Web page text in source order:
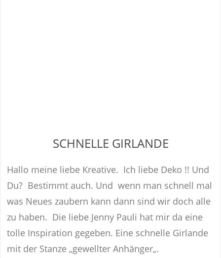
SCHNELLE GIRLANDE
Hallo meine liebe Kreative. Ich liebe Deko !! Und
Du? Bestimmt auch. Und wenn man schnell mal
was Neues zaubern kann dann sind wir doch alle
zu haben. Die liebe Jenny Pauli hat mir da eine
tolle Inspiration gegeben. Eine schnelle Girlande
mit der Stanze „gewellter Anhänger„.